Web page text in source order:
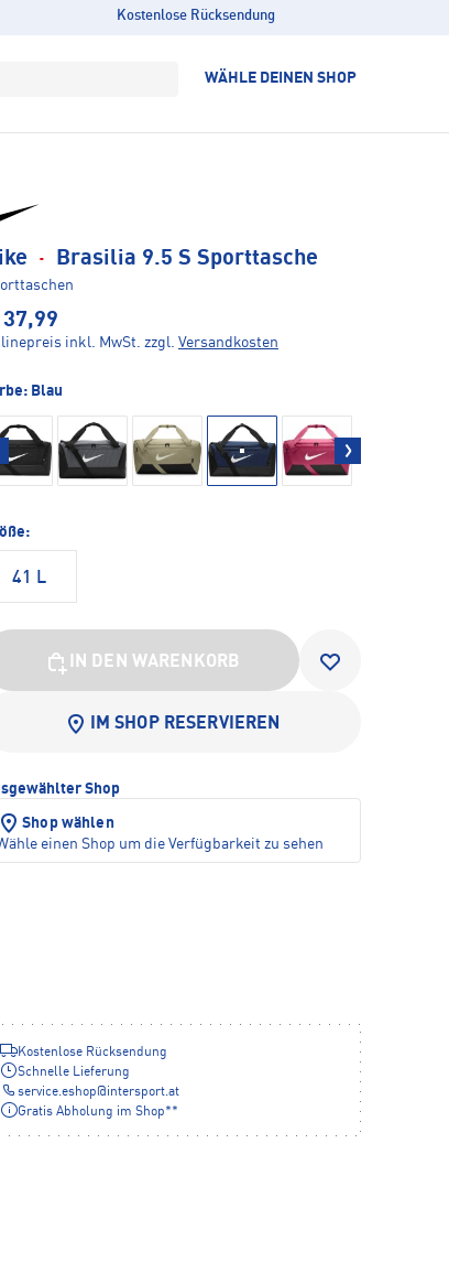
Kostenlose Rücksendung
WÄHLE DEINEN SHOP
· Brasilia 9.5 S Sporttasche
inkl. MwSt. zzgl. Versandkosten
Blau
41 L
IN DEN WARENKORB
IM SHOP RESERVIEREN
Shop
Shop wählen
einen Shop um die Verfügbarkeit zu sehen
Kostenlose Rücksendung
Schnelle Lieferung
service.eshop@intersport.at
Gratis Abholung im Shop**